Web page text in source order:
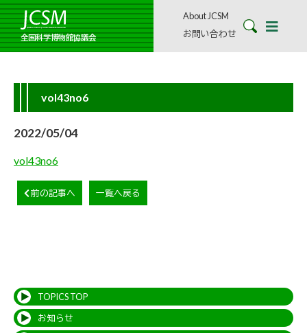
全国科学博物館協議会
About JCSM
お問い合わせ
vol43no6
2022/05/04
vol43no6
前の記事へ 一覧へ戻る
TOPICS TOP
お知らせ